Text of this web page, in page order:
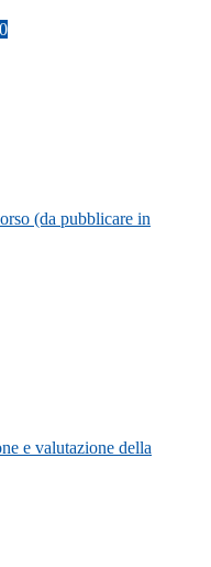
(da pubblicare in
e valutazione della